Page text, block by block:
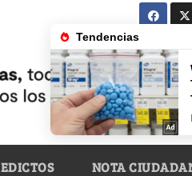
EDICTOS NOTA